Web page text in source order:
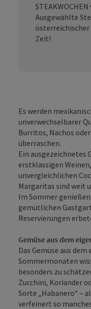
Ausgewählte
Zeit!
Es werden
unverwechselbarer
Burritos, Nachos
überraschen.
Ein ausgezeichnetes
erstklassigen
unvergleichlichen
Margaritas sind weit
Im Sommer
gemütlichen
Reservierungen
Gemüse aus dem
Das Gemüse aus
Sommermonaten
besonders zu
Zucchini, Koriander
Sorte „Habanero“ –
verfeinert so